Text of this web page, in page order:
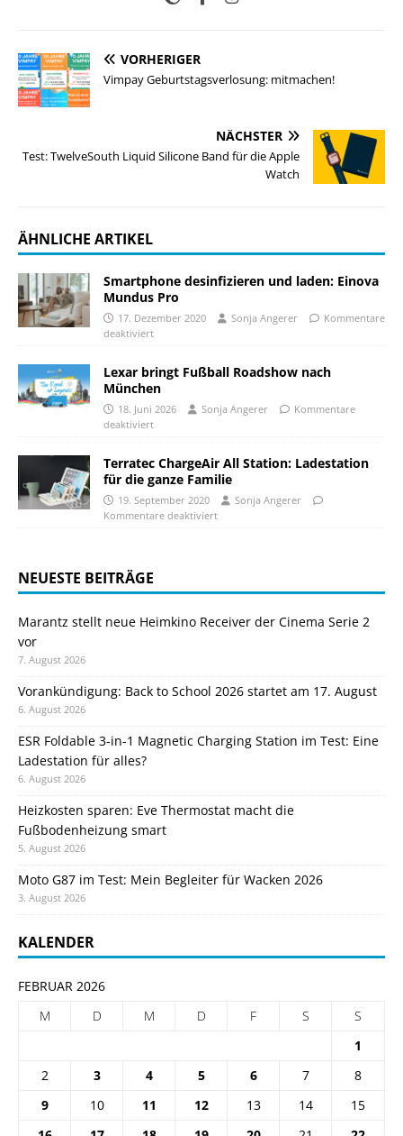
VORHERIGER
Vimpay Geburtstagsverlosung: mitmachen!
NÄCHSTER
Test: TwelveSouth Liquid Silicone Band für die Apple
Watch
ÄHNLICHE ARTIKEL
Smartphone desinfizieren und laden: Einova
Mundus Pro
17. Dezember 2020 Sonja Angerer
Kommentare
deaktiviert
Lexar bringt Fußball Roadshow nach
München
18. Juni 2026 Sonja Angerer
Kommentare
deaktiviert
Terratec ChargeAir All Station: Ladestation
für die ganze Familie
19. September 2020
Sonja Angerer
Kommentare deaktiviert
NEUESTE BEITRÄGE
Marantz stellt neue Heimkino Receiver der Cinema Serie 2
vor
7. August 2026
Vorankündigung: Back to School 2026 startet am 17. August
6. August 2026
ESR Foldable 3-in-1 Magnetic Charging Station im Test: Eine
Ladestation für alles?
6. August 2026
Heizkosten sparen: Eve Thermostat macht die
Fußbodenheizung smart
5. August 2026
Moto G87 im Test: Mein Begleiter für Wacken 2026
3. August 2026
KALENDER
FEBRUAR 2026
M
D M D F S
S
1
2
3 4 5 6 7
8
9
10 11 12 13 14
15